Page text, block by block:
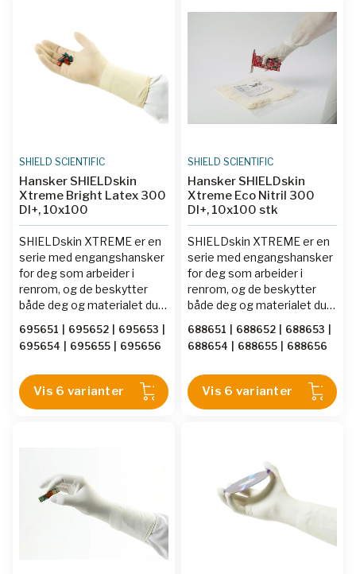
biosikkerhetsbenker.
flow-hette og i
SHIELD SCIENTIFIC
Hansker SHIELDskin
Xtreme Bright Latex 300
DI+, 10x100
SHIELDskin XTREME er en
serie med engangshansker
for deg som arbeider i
renrom, og de beskytter
både deg og materialet du
laboratorie- og
engangshansker inneholder
rommet, og partikler er å
betrakte som en uønsket
deionsert vann, en eller
flere ganger. Nivået for
antall partikler er oppgitt for
hver enkelt hansketype.
695651 695652 695653
695654
695655 695656
Vis 6 varianter
SHIELD SCIENTIFIC
Hansker SHIELDskin
Xtreme Eco Nitril 300
DI+, 10x100 stk
SHIELDskin XTREME er en
serie med engangshansker
for deg som arbeider i
renrom, og de beskytter
både deg og materialet du
laboratorie- og
engangshansker inneholder
rommet, og partikler er å
betrakte som en uønsket
renromhanskene vasket i
deionsert vann, en eller
flere ganger. Nivået for
antall partikler er oppgitt for
hver enkelt hansketype.
688651 688652 688653
688654
688655 688656
Vis 6 varianter